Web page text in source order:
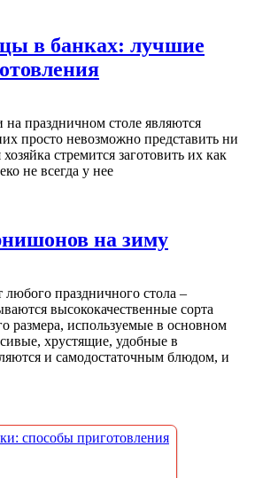
в банках: лучшие
праздничном столе являются
просто невозможно представить ни
стремится заготовить их как
не всегда у нее
на зиму
праздничного стола –
высококачественные сорта
размера, используемые в основном
хрустящие, удобные в
и самодостаточным блюдом, и